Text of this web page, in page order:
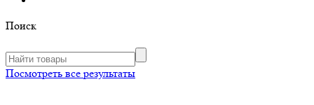
Поиск
Посмотреть все результаты